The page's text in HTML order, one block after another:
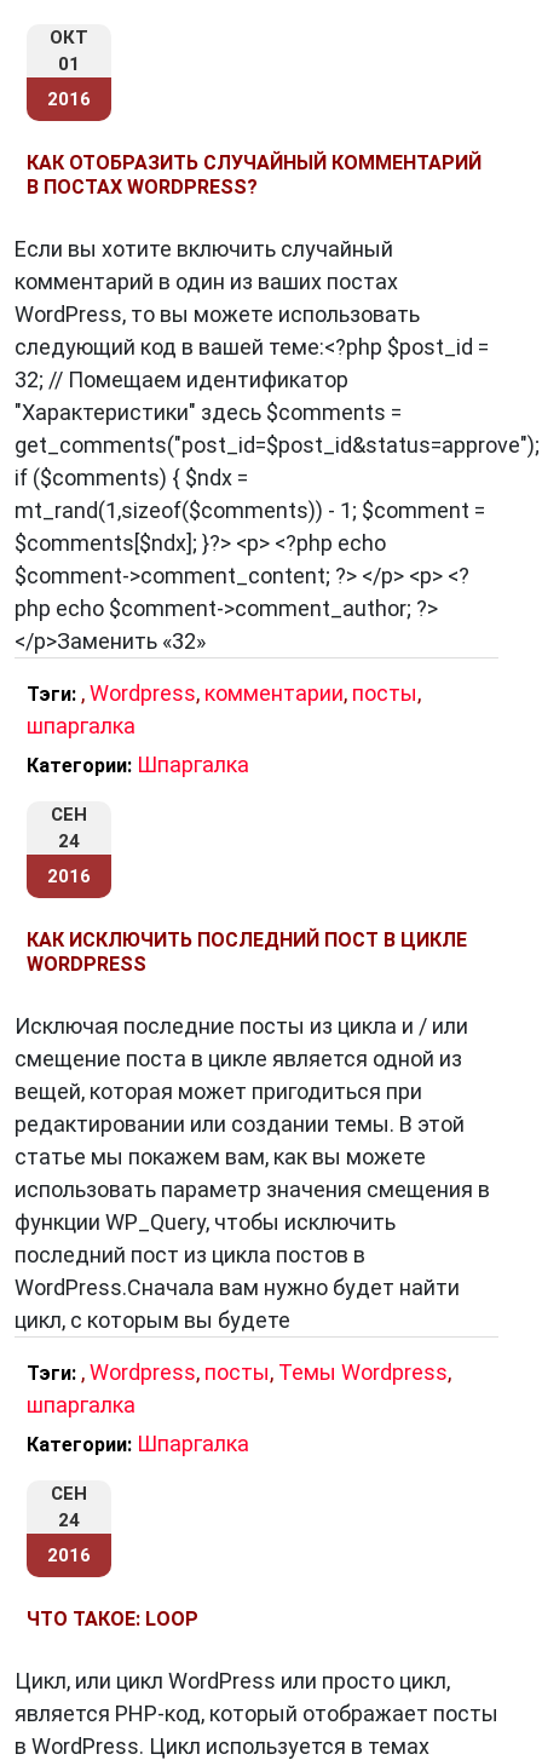
ОКТ
01
2016
КАК ОТОБРАЗИТЬ СЛУЧАЙНЫЙ КОММЕНТАРИЙ
В ПОСТАХ WORDPRESS?
Если вы хотите включить случайный
комментарий в один из ваших постах
WordPress, то вы можете использовать
следующий код в вашей теме:<?php $post_id =
32; // Помещаем идентификатор
"Характеристики" здесь $comments =
get_comments("post_id=$post_id&status=approve");
if ($comments) { $ndx =
mt_rand(1,sizeof($comments)) - 1; $comment =
$comments[$ndx]; }?> <p> <?php echo
$comment->comment_content; ?> </p> <p> <?
php echo $comment->comment_author; ?>
</p>Заменить «32»
Тэги: ,Wordpress, комментарии, посты,
шпаргалка
Категории: Шпаргалка
СЕН
24
2016
КАК ИСКЛЮЧИТЬ ПОСЛЕДНИЙ ПОСТ В ЦИКЛЕ
WORDPRESS
Исключая последние посты из цикла и / или
смещение поста в цикле является одной из
вещей, которая может пригодиться при
редактировании или создании темы. В этой
статье мы покажем вам, как вы можете
использовать параметр значения смещения в
функции WP_Query, чтобы исключить
последний пост из цикла постов в
WordPress.Сначала вам нужно будет найти
цикл, с которым вы будете
Тэги: ,Wordpress, посты, Темы Wordpress,
шпаргалка
Категории: Шпаргалка
СЕН
24
2016
ЧТО ТАКОЕ: LOOP
Цикл, или цикл WordPress или просто цикл,
является PHP-код, который отображает посты
в WordPress. Цикл используется в темах